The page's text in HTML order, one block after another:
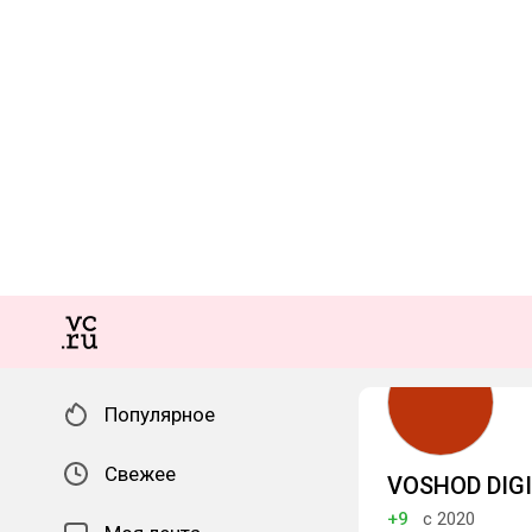
Популярное
Свежее VOSHOD
+9 с 2020